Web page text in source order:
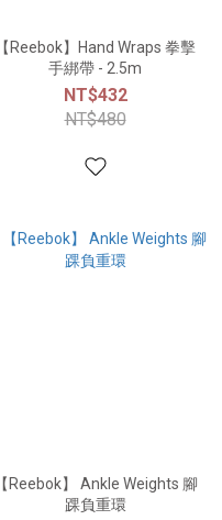
【Reebok】Hand Wraps 拳擊
手綁帶 - 2.5m
NT$432
NT$480
【Reebok】 Ankle Weights 腳
踝負重環